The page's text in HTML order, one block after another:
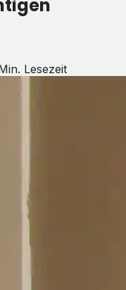
Lesezeit